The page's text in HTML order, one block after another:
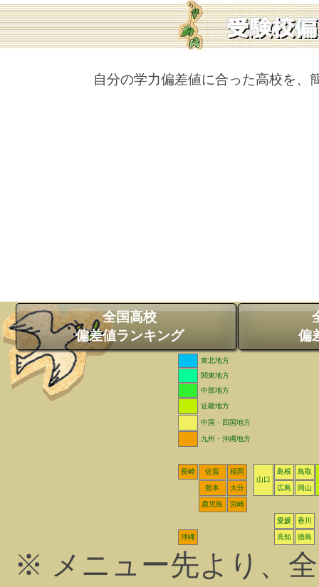
自分の学力偏差値に合った高校を、
全国高校
偏差値ランキング
偏
東北地方
関東地方
中部地方
近畿地方
中国・四国地方
九州・沖縄地方
長崎 佐賀
福岡
山口
島根
鳥取
熊本
大分 広島 岡山
鹿児島 宮崎
愛媛 香川
沖縄 高知 徳島
※ メニュー先より、